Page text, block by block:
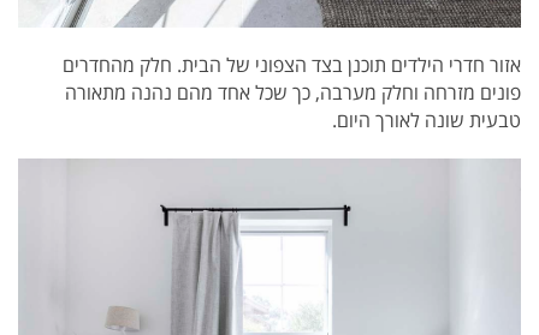
אזור חדרי הילדים תוכנן בצד הצפוני של הבית. חלק מהחדרים
פונים מזרחה וחלק מערבה, כך שכל אחד מהם נהנה מתאורה
טבעית שונה לאורך היום.